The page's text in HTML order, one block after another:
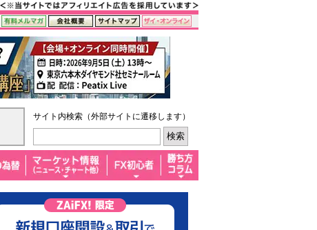
サイト内検索（外部サイトに遷移します）